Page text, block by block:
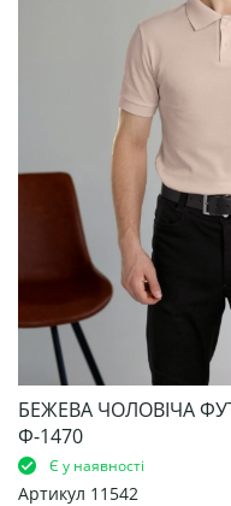
БЕЖЕВА ЧОЛОВІЧА
Ф-1470
Є у наявності
Артикул 11542